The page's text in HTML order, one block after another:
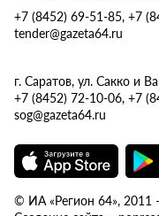
+7 (8452) 69-51-85, +7
tender@gazeta64.ru
г. Саратов, ул. Сакко и
+7 (8452) 72-10-06, +7
sog@gazeta64.ru
© ИА «Регион 64»,